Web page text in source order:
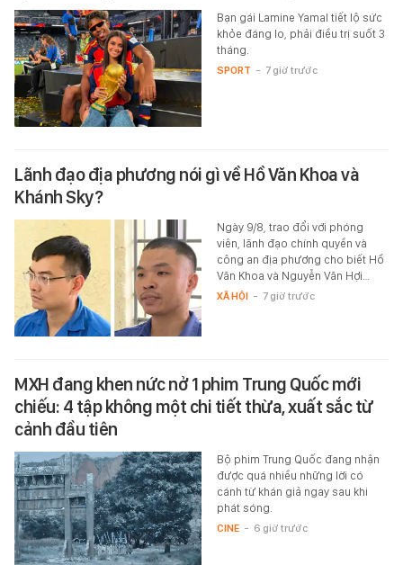
Bạn gái Lamine Yamal tiết lộ sức
khỏe đáng lo, phải điều trị suốt 3
tháng.
SPORT - 7 giờ trước
Lãnh đạo địa phương nói gì về Hồ Văn Khoa và
Khánh Sky?
Ngày 9/8, trao đổi với phóng
viên, lãnh đạo chính quyền và
công an địa phương cho biết Hồ
Văn Khoa và Nguyễn Văn Hợi…
XÃ HỘI - 7 giờ trước
MXH đang khen nức nở 1 phim Trung Quốc mới
chiếu: 4 tập không một chi tiết thừa, xuất sắc từ
cảnh đầu tiên
Bộ phim Trung Quốc đang nhận
được quá nhiều những lời có
cánh từ khán giả ngay sau khi
phát sóng.
CINE - 6 giờ trước